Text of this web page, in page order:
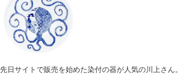
先日サイトで販売を始めた染付の器が人気の川上さん